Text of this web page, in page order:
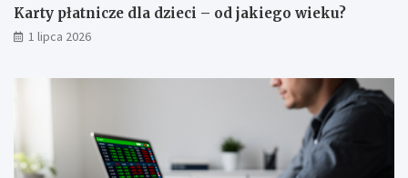
Karty płatnicze dla dzieci – od jakiego wieku?
1 lipca 2026